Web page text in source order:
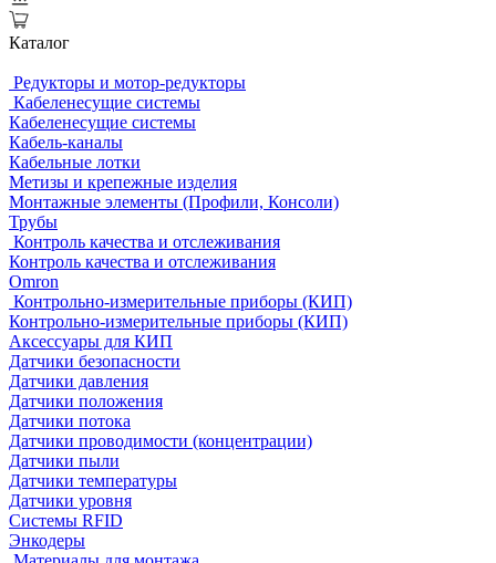
Каталог
Редукторы и мотор-редукторы
Кабеленесущие системы
Кабеленесущие системы
Кабель-каналы
Кабельные лотки
Метизы и крепежные изделия
Монтажные элементы (Профили, Консоли)
Трубы
Контроль качества и отслеживания
Контроль качества и отслеживания
Omron
Контрольно-измерительные приборы (КИП)
Контрольно-измерительные приборы (КИП)
Аксессуары для КИП
Датчики безопасности
Датчики давления
Датчики положения
Датчики потока
Датчики проводимости (концентрации)
Датчики пыли
Датчики температуры
Датчики уровня
Системы RFID
Энкодеры